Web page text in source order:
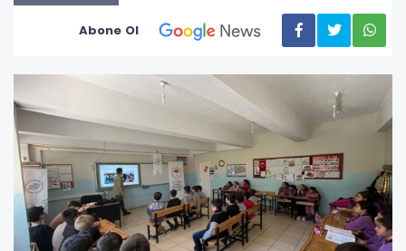
Abone Ol